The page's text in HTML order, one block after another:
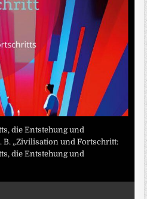
die Entstehung und
B. „Zivilisation und Fortschritt:
die Entstehung und